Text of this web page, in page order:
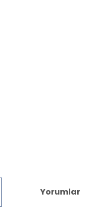
Yorumlar